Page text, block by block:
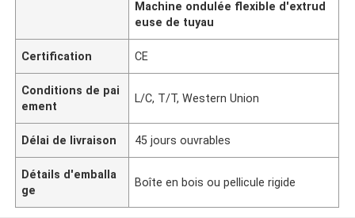
Machine ondulée flexible d'extrud
euse de tuyau
Certification CE
Conditions de pai
ement
L/C, T/T, Western Union
Délai de livraison 45 jours ouvrables
Détails d'emballa
ge
Boîte en bois ou pellicule rigide